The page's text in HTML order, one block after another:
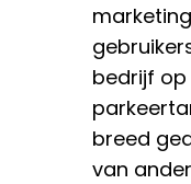
bedrijf
breed
van